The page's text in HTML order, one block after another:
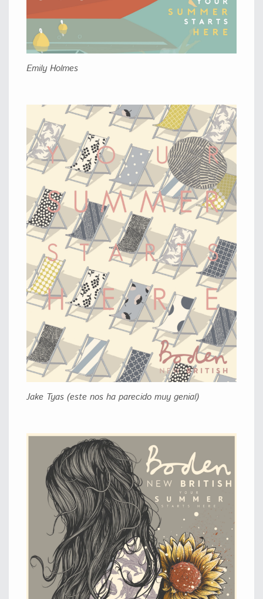
Emily Holmes
Jake Tyas (este nos ha parecido muy genial)